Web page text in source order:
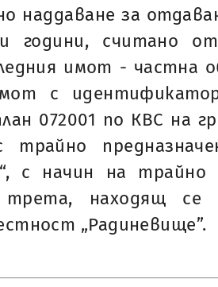
наддаване за
години, считано
имот - частна
с
072001 по КВС на
трайно
с начин на трайно
трета, находящ
„Радиневище”.